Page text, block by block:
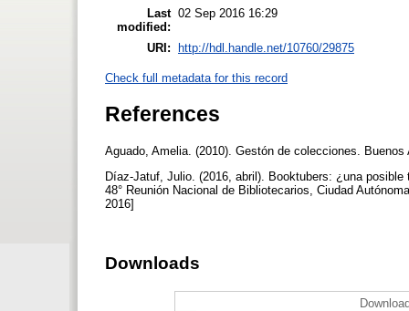
Last
modified:
02 Sep 2016 16:29
URI: http://hdl.handle.net/10760/29875
Check full metadata for this record
References
Aguado, Amelia. (2010). Gestón de colecciones.
Díaz‐Jatuf, Julio. (2016, abril). Booktubers: ¿una
48° Reunión Nacional de Bibliotecarios, Ciudad
2016]
Downloads